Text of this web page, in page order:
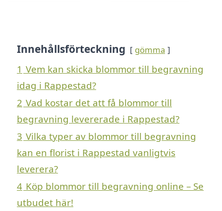
Innehållsförteckning gömma
1 Vem kan skicka blommor till begravning
idag i Rappestad?
2 Vad kostar det att få blommor till
begravning levererade i Rappestad?
3 Vilka typer av blommor till begravning
kan en florist i Rappestad vanligtvis
leverera?
4 Köp blommor till begravning online – Se
utbudet här!